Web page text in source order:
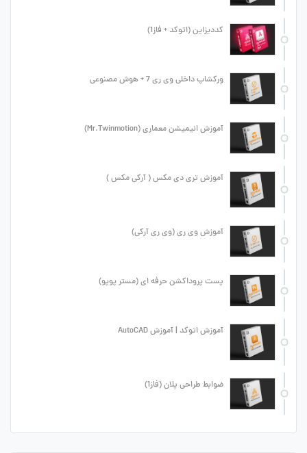
کددیزاین (اتوکد + فاز1)
ورکشاپ داخلی وی ری 7 + هوش مصنوعی
آموزش انیمیشن معماری (Mr.Twinmotion)
آموزش تری دی مکس ( آرکی مکس )
آموزش وی ری (وی ری آرکی)
پست پروداکشن حرفه ای (مستر پوپو)
آموزش اتوکد | آموزش AutoCAD
ضوابط طراحی پلان (فاز1)